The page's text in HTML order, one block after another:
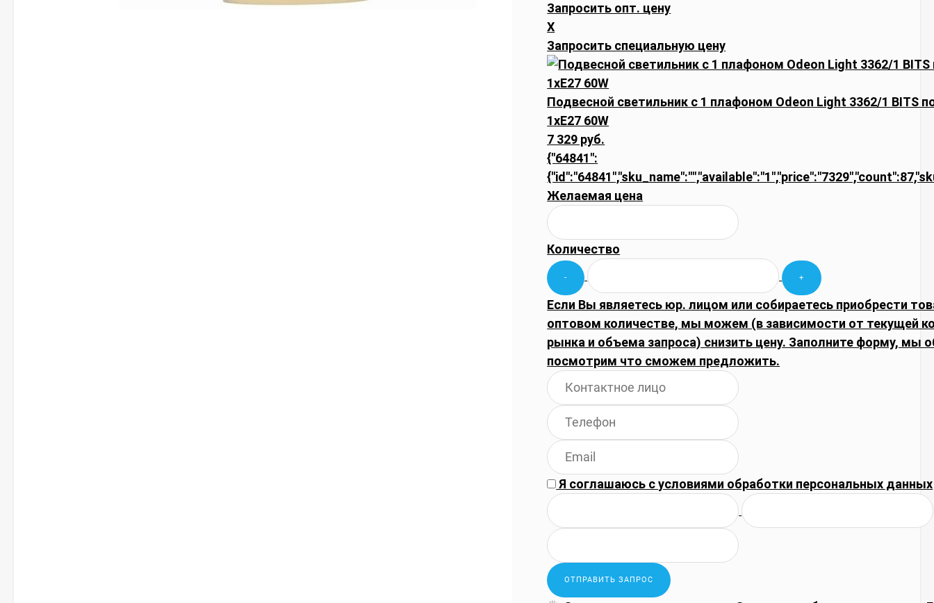
Запросить опт. цену
X
Запросить специальную цену
Подвесной светильник с 1 плафоном Odeon Light 3362/1 BITS
1xE27 60W
7 329 руб.
{"64841":
Желаемая цена
Количество
Если Вы являетесь юр. лицом или собираетесь приобрести
оптовом количестве, мы можем (в зависимости от текущей
рынка и объема запроса) снизить цену. Заполните форму, мы
посмотрим что сможем предложить.
Я соглашаюсь сусловиями обработки персональных данных